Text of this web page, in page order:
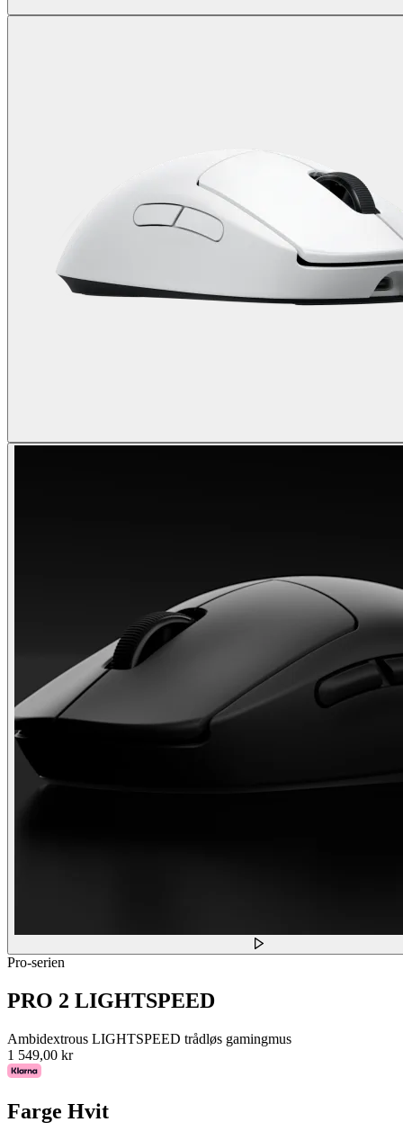
Pro-serien
PRO 2 LIGHTSPEED
Ambidextrous LIGHTSPEED trådløs gamingmus
1 549,00 kr
Farge Hvit